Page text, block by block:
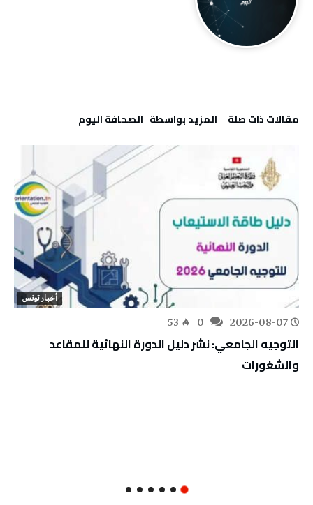
‫مقالات ذات صلة‬ ‫‫المزيد بواسطة‬ ‬ ‭ ‬الصحافة‭ ‬اليوم
أخبار تونس
2026-08-07
53
التوجيه الجامعي: نشر دليل الدورة النهائية للمقاعد
والشغورات